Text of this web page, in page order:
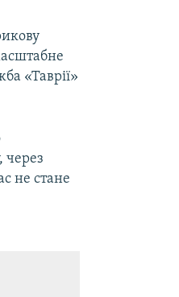
«Таврії»
через
не стане